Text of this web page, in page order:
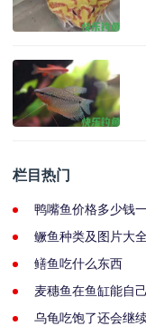
栏目热门
鸭嘴鱼价格多少钱
鳜鱼种类及图片大
鳝鱼吃什么东西
麦穗鱼在鱼缸能自
乌龟吃饱了还会继